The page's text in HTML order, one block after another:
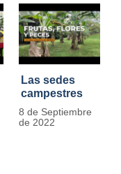
Las sedes
campestres
de IDIPRON
se convierten
8 de Septiembre
de 2022